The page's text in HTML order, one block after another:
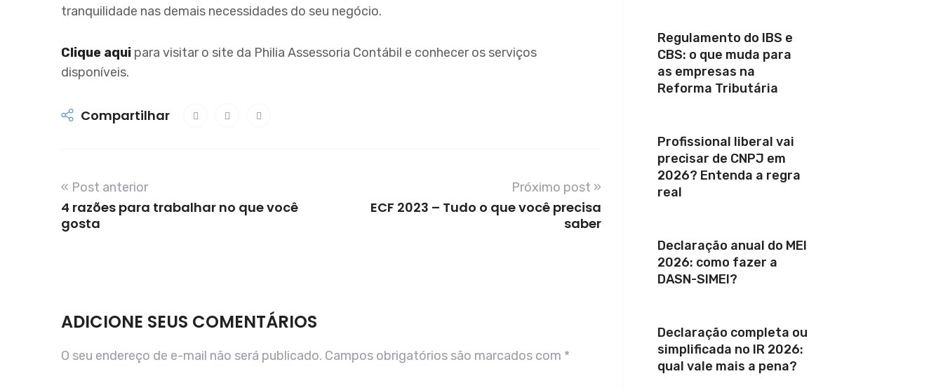
tranquilidade nas demais necessidades do seu negócio.
Clique aqui para visitar o site da Philia Assessoria Contábil e conhecer os serviços
disponíveis.
Compartilhar
« Post anterior
4 razões para trabalhar no que você
gosta
Próximo post »
ECF 2023 – Tudo o que você precisa
saber
ADICIONE SEUS COMENTÁRIOS
O seu endereço de e-mail não será publicado. Campos obrigatórios são marcados com *
Regulamento do IBS e
CBS: o que muda para
as empresas na
Reforma Tributária
Profissional liberal vai
precisar de CNPJ em
2026? Entenda a regra
real
Declaração anual do MEI
2026: como fazer a
DASN-SIMEI?
Declaração completa ou
simplificada no IR 2026:
qual vale mais a pena?